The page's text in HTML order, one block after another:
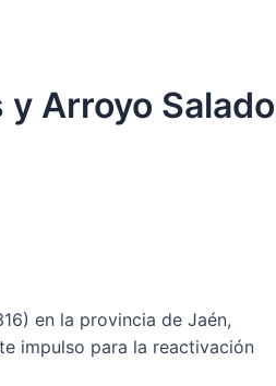
Arroyo Salado
en la provincia de Jaén,
impulso para la reactivación